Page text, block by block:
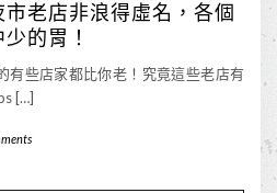
老店非浪得虛名，各個
的胃！
有些店家都比你老！究竟這些老店有
[…]